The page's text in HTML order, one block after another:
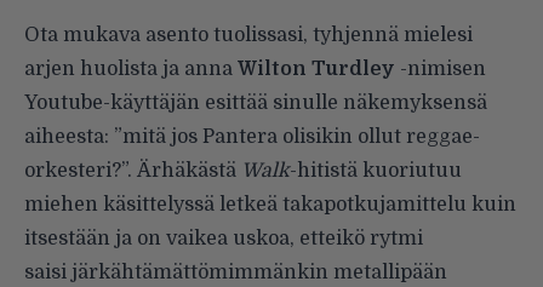
Ota mukava asento tuolissasi, tyhjennä mielesi
arjen huolista ja anna Wilton Turdley -nimisen
Youtube-käyttäjän esittää sinulle näkemyksensä
aiheesta: ”mitä jos Pantera olisikin ollut reggae-
orkesteri?”. Ärhäkästä Walk-hitistä kuoriutuu
miehen käsittelyssä letkeä takapotkujamittelu kuin
itsestään ja on vaikea uskoa, etteikö rytmi
saisi järkähtämättömimmänkin metallipään